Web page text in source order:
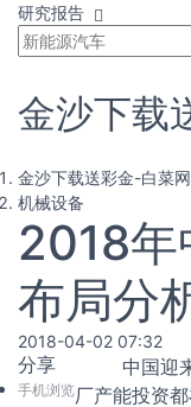
研究报告
金沙下载
金沙下载送彩金-白菜
机械设备
2018年
布局分
2018-04-02 07:32
分享
手机浏览
中国迎来晶
厂产能投资